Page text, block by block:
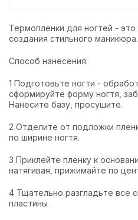
Термопленки для ногтей -
создания стильного маникюра.
Способ нанесения:
1 Подготовьте ногти -
сформируйте форму ногтя,
Нанесите базу, просушите.
2 Отделите от подложки
по ширине ногтя.
3 Приклейте пленку к
натягивая, прижимайте по
4 Тщательно разгладьте все
пластины .